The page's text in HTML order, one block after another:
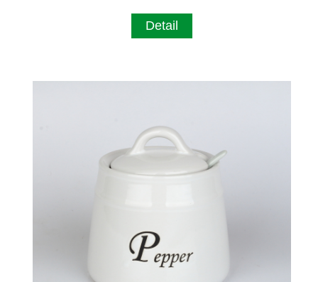
Detail